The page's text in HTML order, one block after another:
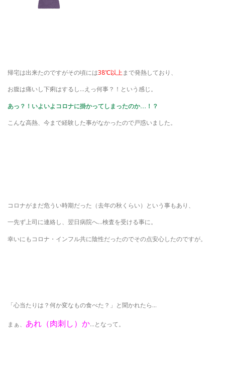
帰宅は出来たのですがその頃には38℃以上まで発熱しており、
お腹は痛いし下痢はするし…えっ何事？！という感じ。
あっ？！いよいよコロナに掛かってしまったのか…！？
こんな高熱、今まで経験した事がなかったので戸惑いました。
コロナがまだ危うい時期だった（去年の秋くらい）という事もあり、
一先ず上司に連絡し、翌日病院へ…検査を受ける事に。
幸いにもコロナ・インフル共に陰性だったのでその点安心したのですが。
「心当たりは？何か変なもの食べた？」と聞かれたら…
まぁ、 あれ（肉刺し）か…となって。